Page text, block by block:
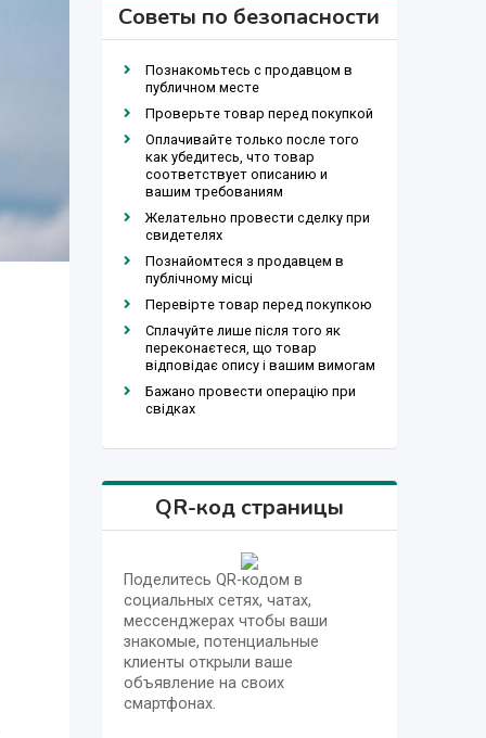
Советы по безопасности
Познакомьтесь с продавцом в
публичном месте
Проверьте товар перед покупкой
Оплачивайте только после того
как убедитесь, что товар
соответствует описанию и
вашим требованиям
Желательно провести сделку при
свидетелях
Познайомтеся з продавцем в
публічному місці
Перевірте товар перед покупкою
Сплачуйте лише після того як
переконаєтеся, що товар
відповідає опису і вашим вимогам
Бажано провести операцію при
свідках
QR-код страницы
Поделитесь QR-кодом в
социальных сетях, чатах,
мессенджерах чтобы ваши
знакомые, потенциальные
клиенты открыли ваше
объявление на своих
смартфонах.